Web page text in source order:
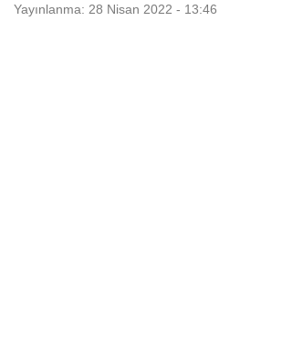
Yayınlanma: 28 Nisan 2022 - 13:46